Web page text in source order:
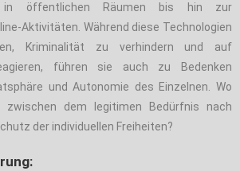
in öffentlichen Räumen bis hin zur
Aktivitäten. Während diese Technologien
Kriminalität zu verhindern und auf
führen sie auch zu Bedenken
und Autonomie des Einzelnen. Wo
zwischen dem legitimen Bedürfnis nach
der individuellen Freiheiten?